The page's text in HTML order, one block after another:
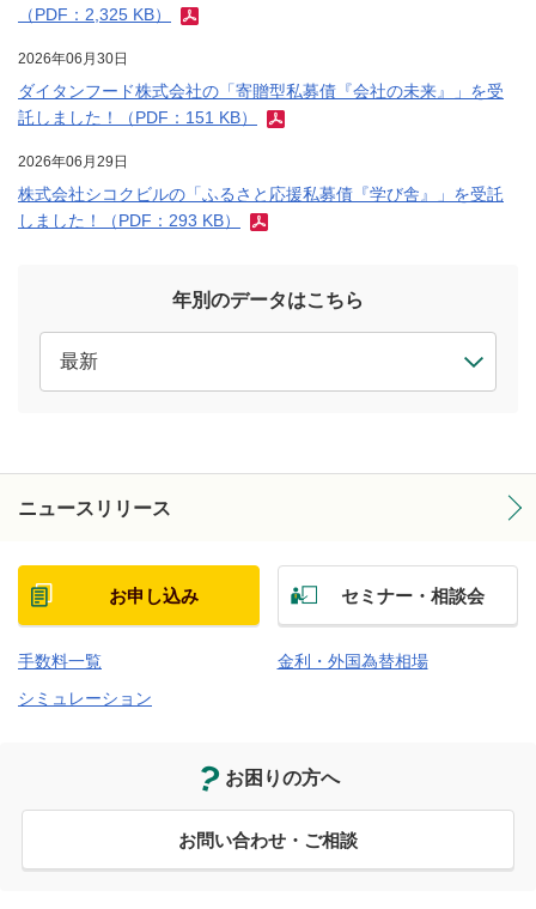
（PDF：2,325 KB）
2026年06月30日
ダイタンフード株式会社の「寄贈型私募債『会社の未来』」を受
託しました！（PDF：151 KB）
2026年06月29日
株式会社シコクビルの「ふるさと応援私募債『学び舎』」を受託
しました！（PDF：293 KB）
年別のデータはこちら
ニュースリリース
お申し込み セミナー・相談会
手数料一覧
金利・外国為替相場
シミュレーション
お困りの方へ
お問い合わせ・ご相談